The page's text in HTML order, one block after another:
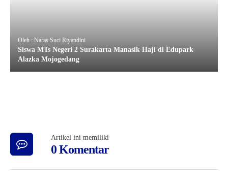
Oleh : Naras Suci Riyandini
Siswa MTs Negeri 2 Surakarta Manasik Haji di Edupark
Alazka Mojogedang
Artikel ini memiliki
0 Komentar